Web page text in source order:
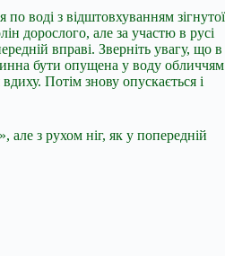
воді з відштовхуванням зігнутої
дорослого, але за участю в русі
вправі. Зверніть увагу, що в
бути опущена у воду обличчям
Потім знову опускається і
з рухом ніг, як у попередній